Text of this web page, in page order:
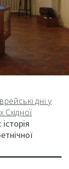
дні у